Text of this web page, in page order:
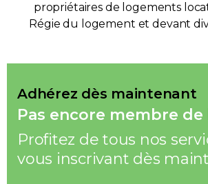
propriétaires de logements
Régie du logement et devant
Adhérez dès maintenant
Pas encore membre de
Profitez de tous nos
vous inscrivant dès